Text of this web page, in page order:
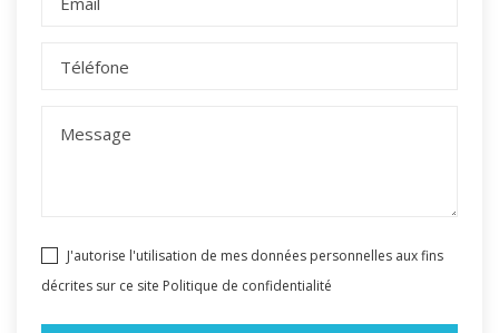
J'autorise l'utilisation de mes données personnelles aux fins
décrites sur ce site Politique de confidentialité